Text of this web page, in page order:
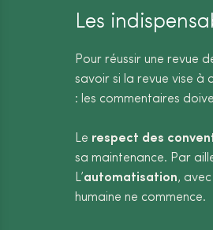
Les
Pour réussir une revue
savoir si la revue vise à
: les commentaires
Le respect des
sa maintenance. Par
L’automatisation,
humaine ne commence.